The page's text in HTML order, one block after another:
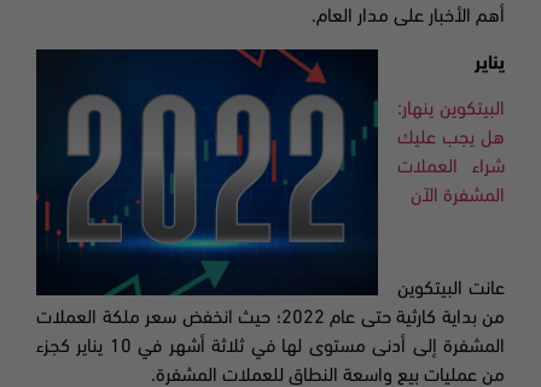
أهم الأخبار على مدار العام.
يناير
البيتكوين ينهار:
هل يجب عليك
شراء العملات
المشفرة الآن
عانت البيتكوين
من بداية كارثية حتى عام 2022؛
حيث انخفض سعر ملكة العملات
المشفرة إلى أدنى مستوى لها في ثلاثة أشهر في 10 يناير كجزء
من عمليات بيع واسعة النطاق للعملات المشفرة.